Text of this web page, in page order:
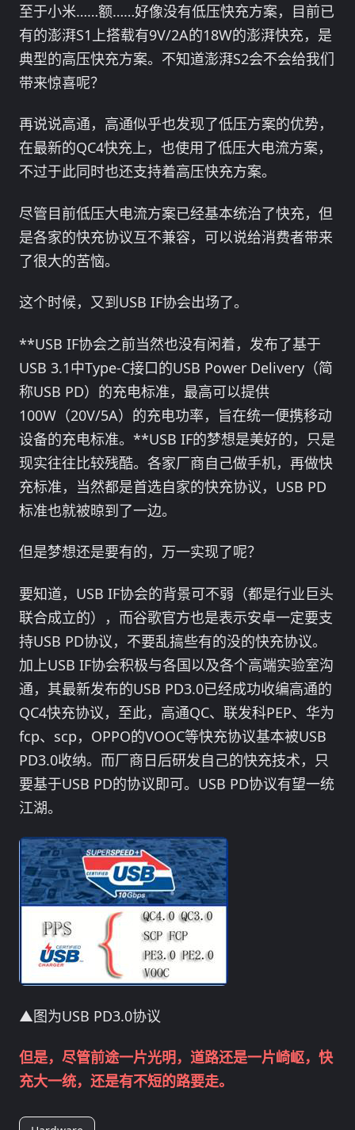
至于小米……额……好像没有低压快充方案，目前已
有的澎湃S1上搭载有9V/2A的18W的澎湃快充，是
典型的高压快充方案。不知道澎湃S2会不会给我们
带来惊喜呢？
再说说高通，高通似乎也发现了低压方案的优势，
在最新的QC4快充上，也使用了低压大电流方案，
不过于此同时也还支持着高压快充方案。
尽管目前低压大电流方案已经基本统治了快充，但
是各家的快充协议互不兼容，可以说给消费者带来
了很大的苦恼。
这个时候，又到USB IF协会出场了。
**USB IF协会之前当然也没有闲着，发布了基于
USB 3.1中Type-C接口的USB Power Delivery（简
称USB PD）的充电标准，最高可以提供
100W（20V/5A）的充电功率，旨在统一便携移动
设备的充电标准。**USB IF的梦想是美好的，只是
现实往往比较残酷。各家厂商自己做手机，再做快
充标准，当然都是首选自家的快充协议，USB PD
标准也就被晾到了一边。
但是梦想还是要有的，万一实现了呢？
要知道，USB IF协会的背景可不弱（都是行业巨头
联合成立的），而谷歌官方也是表示安卓一定要支
持USB PD协议，不要乱搞些有的没的快充协议。
加上USB IF协会积极与各国以及各个高端实验室沟
通，其最新发布的USB PD3.0已经成功收编高通的
QC4快充协议，至此，高通QC、联发科PEP、华为
fcp、scp，OPPO的VOOC等快充协议基本被USB
PD3.0收纳。而厂商日后研发自己的快充技术，只
要基于USB PD的协议即可。USB PD协议有望一统
江湖。
▲图为USB PD3.0协议
但是，尽管前途一片光明，道路还是一片崎岖，快
充大一统，还是有不短的路要走。